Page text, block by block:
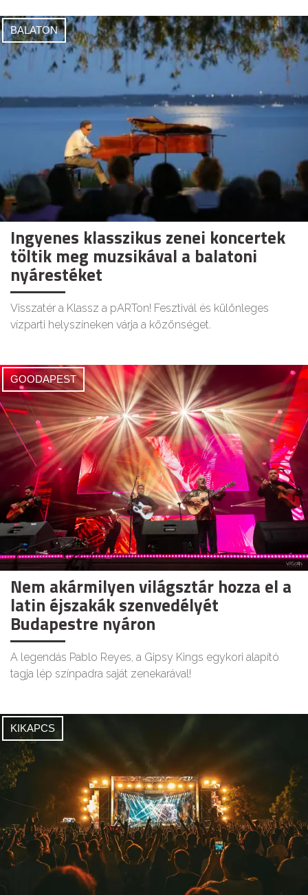
BALATON
Ingyenes klasszikus zenei koncertek
töltik meg muzsikával a balatoni
nyárestéket
Visszatér a Klassz a pARTon! Fesztivál és különleges
vízparti helyszíneken várja a közönséget.
GOODAPEST
Nem akármilyen világsztár hozza el a
latin éjszakák szenvedélyét
Budapestre nyáron
A legendás Pablo Reyes, a Gipsy Kings egykori alapító
tagja lép színpadra saját zenekarával!
KIKAPCS